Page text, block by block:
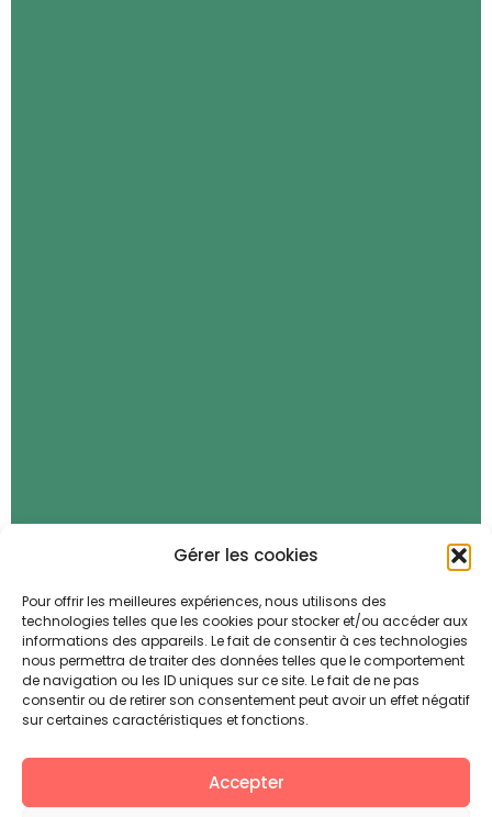
Gérer les cookies
Pour offrir les meilleures expériences, nous utilisons des
technologies telles que les cookies pour stocker et/ou accéder aux
informations des appareils. Le fait de consentir à ces technologies
nous permettra de traiter des données telles que le comportement
de navigation ou les ID uniques sur ce site. Le fait de ne pas
consentir ou de retirer son consentement peut avoir un effet négatif
sur certaines caractéristiques et fonctions.
Accepter